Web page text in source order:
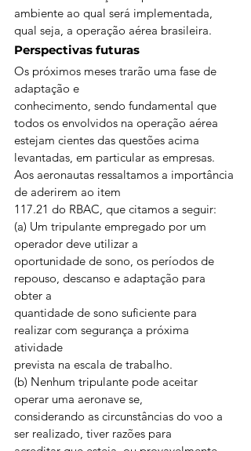
ambiente ao qual será implementada,
qual seja, a operação aérea brasileira.
Perspectivas futuras
Os próximos meses trarão uma fase de
adaptação e
conhecimento, sendo fundamental que
todos os envolvidos na operação aérea
estejam cientes das questões acima
levantadas, em particular as empresas.
Aos aeronautas ressaltamos a importância
de aderirem ao item
117.21 do RBAC, que citamos a seguir:
(a) Um tripulante empregado por um
operador deve utilizar a
oportunidade de sono, os períodos de
repouso, descanso e adaptação para
obter a
quantidade de sono suficiente para
realizar com segurança a próxima
atividade
prevista na escala de trabalho.
(b) Nenhum tripulante pode aceitar
operar uma aeronave se,
considerando as circunstâncias do voo a
ser realizado, tiver razões para